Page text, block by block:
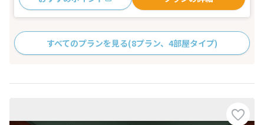
すべてのプランを見る(8プラン、4部屋タイプ)